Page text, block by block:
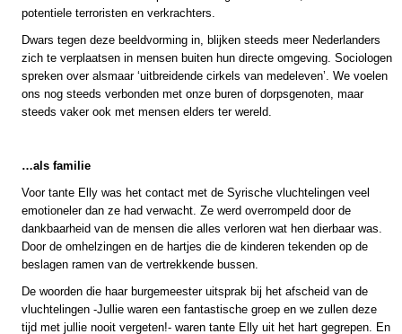
potentiele terroristen en verkrachters.
Dwars tegen deze beeldvorming in, blijken steeds meer Nederlanders
zich te verplaatsen in mensen buiten hun directe omgeving. Sociologen
spreken over alsmaar ‘uitbreidende cirkels van medeleven’. We voelen
ons nog steeds verbonden met onze buren of dorpsgenoten, maar
steeds vaker ook met mensen elders ter wereld.
…als familie
Voor tante Elly was het contact met de Syrische vluchtelingen veel
emotioneler dan ze had verwacht. Ze werd overrompeld door de
dankbaarheid van de mensen die alles verloren wat hen dierbaar was.
Door de omhelzingen en de hartjes die de kinderen tekenden op de
beslagen ramen van de vertrekkende bussen.
De woorden die haar burgemeester uitsprak bij het afscheid van de
vluchtelingen -Jullie waren een fantastische groep en we zullen deze
tijd met jullie nooit vergeten!- waren tante Elly uit het hart gegrepen. En